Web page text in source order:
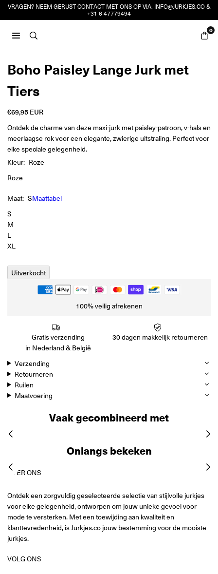
VRAGEN? NEEM GERUST CONTACT MET ONS OP VIA: INFO@JURKJES.CO&
+31 6 47779494
0
Boho Paisley Lange Jurk met
Tiers
Reguliere
prijs
€69,95 EUR
Ontdek de charme van deze maxi-jurk met paisley-patroon, v-hals en
meerlaagse rok voor een elegante, zwierige uitstraling. Perfect voor
elke speciale gelegenheid.
Kleur: Roze
Roze
Maat: SMaattabel
S
M
L
XL
Uitverkocht
100% veilig afrekenen
Gratis verzending
in Nederland & België
30 dagen makkelijk retourneren
Verzending
Retourneren
Ruilen
Maatvoering
Vaak gecombineerd met
Onlangs bekeken
OVER ONS
Ontdek een zorgvuldig geselecteerde selectie van stijlvolle jurkjes
voor elke gelegenheid, ontworpen om jouw unieke gevoel voor
mode te versterken. Met een toewijding aan kwaliteit en
klanttevredenheid, is Jurkjes.co jouw bestemming voor de mooiste
jurkjes.
VOLG ONS